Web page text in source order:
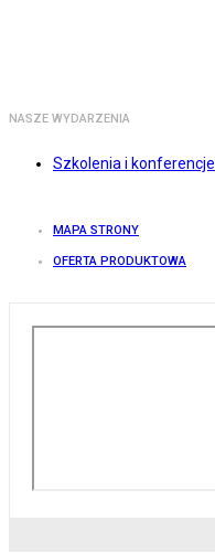
NASZE WYDARZENIA
Szkolenia i konferencje
MAPA STRONY
OFERTA PRODUKTOWA